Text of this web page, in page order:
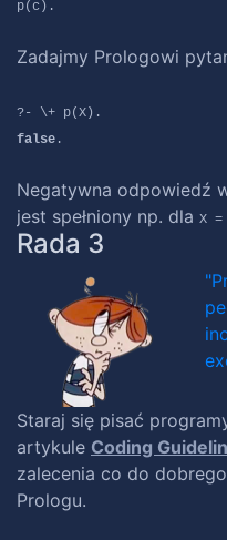
p(c).
Zadajmy Prologowi
?- \+ p(X).
false .
Negatywna odpowiedź
jest spełniony np. dla X =
Rada 3
Staraj się pisać
artykule Coding
zalecenia co do
Prologu.